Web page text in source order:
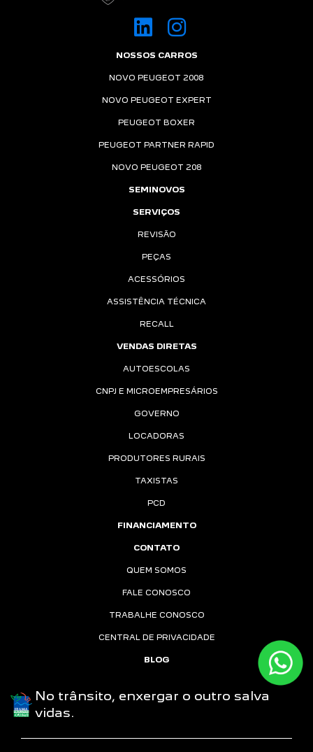
NOSSOS CARROS
NOVO PEUGEOT 2008
NOVO PEUGEOT EXPERT
PEUGEOT BOXER
PEUGEOT PARTNER RAPID
NOVO PEUGEOT 208
SEMINOVOS
SERVIÇOS
REVISÃO
PEÇAS
ACESSÓRIOS
ASSISTÊNCIA TÉCNICA
RECALL
VENDAS DIRETAS
AUTOESCOLAS
CNPJ E MICROEMPRESÁRIOS
GOVERNO
LOCADORAS
PRODUTORES RURAIS
TAXISTAS
PCD
FINANCIAMENTO
CONTATO
QUEM SOMOS
FALE CONOSCO
TRABALHE CONOSCO
CENTRAL DE PRIVACIDADE
BLOG
No trânsito, enxergar o outro salva
vidas.